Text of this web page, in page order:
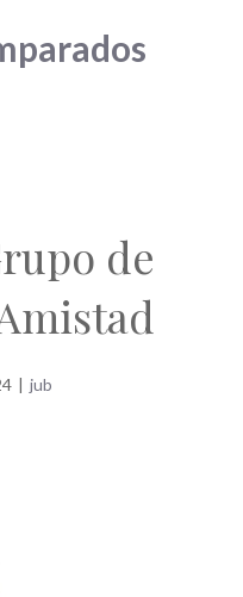
de
| jub